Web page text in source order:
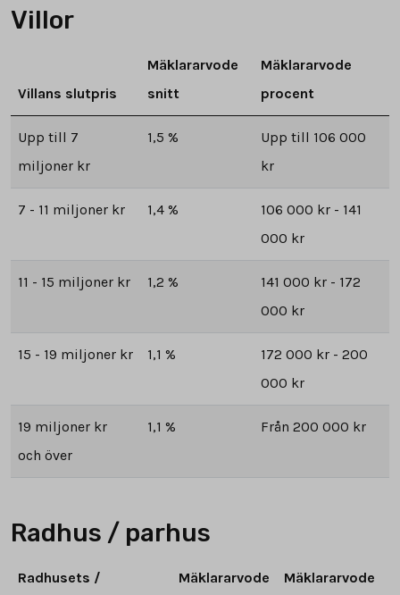
Villor
Villans slutpris
Mäklararvode
snitt
Mäklararvode
procent
Upp till 7
miljoner kr
1,5 %
Upp till 106 000
kr
7 - 11 miljoner kr 1,4 %
106 000 kr - 141
000 kr
11 - 15 miljoner kr 1,2 %
141 000 kr - 172
000 kr
15 - 19 miljoner kr 1,1 %
172 000 kr - 200
000 kr
19 miljoner kr
och över
1,1 % Från 200 000 kr
Radhus / parhus
Radhusets /
Mäklararvode
Mäklararvode